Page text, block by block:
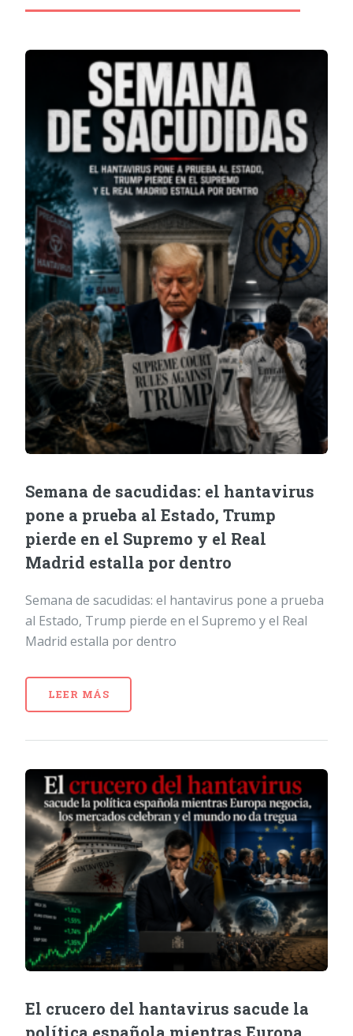
Semana de sacudidas: el hantavirus
pone a prueba al Estado, Trump
pierde en el Supremo y el Real
Madrid estalla por dentro
Semana de sacudidas: el hantavirus pone a prueba
al Estado, Trump pierde en el Supremo y el Real
Madrid estalla por dentro
LEER MÁS
El crucero del hantavirus sacude la